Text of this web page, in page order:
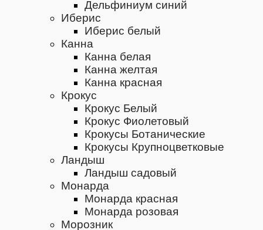
Дельфиниум синий
Иберис
Иберис белый
Канна
Канна белая
Канна желтая
Канна красная
Крокус
Крокус Белый
Крокус Фиолетовый
Крокусы Ботанические
Крокусы Крупноцветковые
Ландыш
Ландыш садовый
Монарда
Монарда красная
Монарда розовая
Морозник